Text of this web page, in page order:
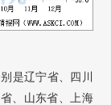
是辽宁省、四川
、山东省、上海